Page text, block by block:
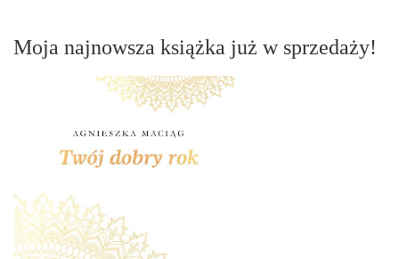
Moja najnowsza książka już w sprzedaży!